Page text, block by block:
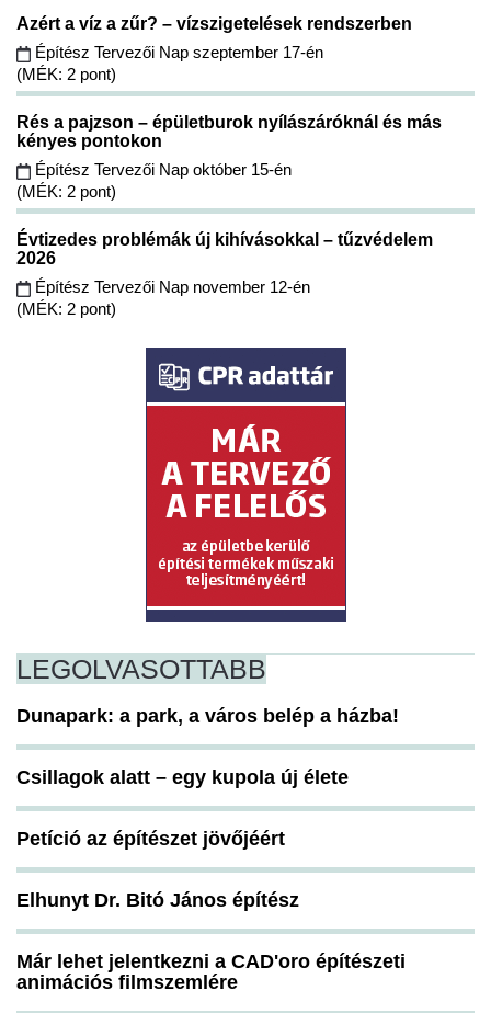
Azért a víz a zűr? – vízszigetelések rendszerben
Építész Tervezői Nap szeptember 17-én
(MÉK: 2 pont)
Rés a pajzson – épületburok nyílászáróknál és más
kényes pontokon
Építész Tervezői Nap október 15-én
(MÉK: 2 pont)
Évtizedes problémák új kihívásokkal – tűzvédelem
2026
Építész Tervezői Nap november 12-én
(MÉK: 2 pont)
LEGOLVASOTTABB
Dunapark: a park, a város belép a házba!
Csillagok alatt – egy kupola új élete
Petíció az építészet jövőjéért
Elhunyt Dr. Bitó János építész
Már lehet jelentkezni a CAD'oro építészeti
animációs filmszemlére